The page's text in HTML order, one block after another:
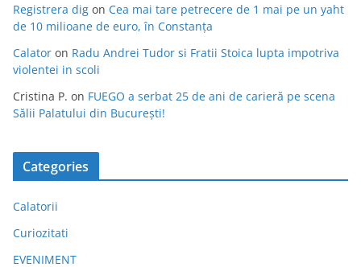
Registrera dig on Cea mai tare petrecere de 1 mai pe un yaht
de 10 milioane de euro, în Constanța
Calator on Radu Andrei Tudor si Fratii Stoica lupta impotriva
violentei in scoli
Cristina P. on FUEGO a serbat 25 de ani de carieră pe scena
Sălii Palatului din București!
Categories
Calatorii
Curiozitati
EVENIMENT